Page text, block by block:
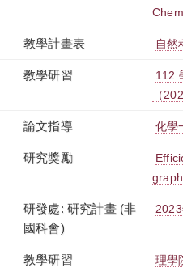
教學計畫表 自然
教學研習
112
（
論文指導 化學
研究獎勵
研發處: 研究計畫 (非
國科會)
教學研習
理學